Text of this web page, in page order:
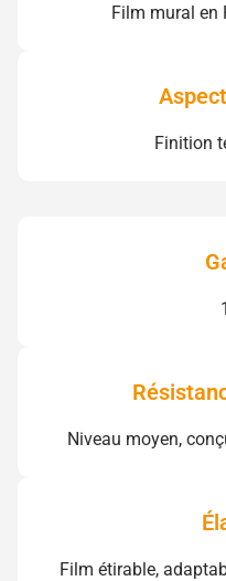
Film mural en
Finition
Niveau moyen,
Film étirable,